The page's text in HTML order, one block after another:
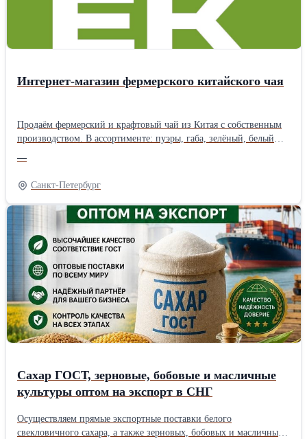
требованиям ХАССП, стандартам ISO и иным международным
Интернет-магазин фермерского китайского чая
Продаём фермерский и крафтовый чай из Китая с собственным
производством. В ассортименте: пуэры, габа, зелёный, белый
производства делается в ограниченном тираже — только
качественное сырьё и авторские рецептуры. Бесплатная доставка
по России от 1 500 ₽. Оплата долями. Скидки в разделе
«Акции».
—
Санкт-Петербург
Сахар ГОСТ, зерновые, бобовые и масличные
культуры оптом на экспорт в СНГ
Осуществляем прямые экспортные поставки белого
свекловичного сахара, а также зерновых, бобовых и масличных